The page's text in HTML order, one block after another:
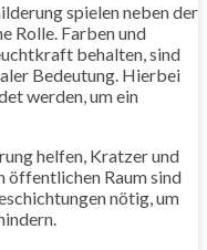
spielen neben der
Rolle. Farben und
behalten, sind
Bedeutung. Hierbei
werden, um ein
helfen, Kratzer und
öffentlichen Raum sind
nötig, um